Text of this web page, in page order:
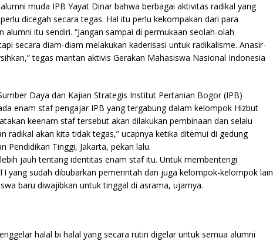
muda IPB Yayat Dinar bahwa berbagai aktivitas radikal yang
dicegah secara tegas. Hal itu perlu kekompakan dari para
itu sendiri. “Jangan sampai di permukaan seolah-olah
secara diam-diam melakukan kaderisasi untuk radikalisme. Anasir-
tegas mantan aktivis Gerakan Mahasiswa Nasional Indonesia
Daya dan Kajian Strategis Institut Pertanian Bogor (IPB)
enam staf pengajar IPB yang tergabung dalam kelompok Hizbut
keenam staf tersebut akan dilakukan pembinaan dan selalu
radikal akan kita tidak tegas,” ucapnya ketika ditemui di gedung
Pendidikan Tinggi, Jakarta, pekan lalu.
jauh tentang identitas enam staf itu. Untuk membentengi
yang sudah dibubarkan pemerintah dan juga kelompok-kelompok lain
baru diwajibkan untuk tinggal di asrama, ujarnya.
halal bi halal yang secara rutin digelar untuk semua alumni